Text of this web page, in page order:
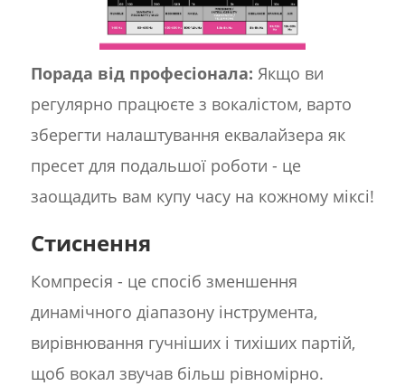
Порада від професіонала: Якщо ви
регулярно працюєте з вокалістом, варто
зберегти налаштування еквалайзера як
пресет для подальшої роботи - це
заощадить вам купу часу на кожному міксі!
Стиснення
Компресія - це спосіб зменшення
динамічного діапазону інструмента,
вирівнювання гучніших і тихіших партій,
щоб вокал звучав більш рівномірно.